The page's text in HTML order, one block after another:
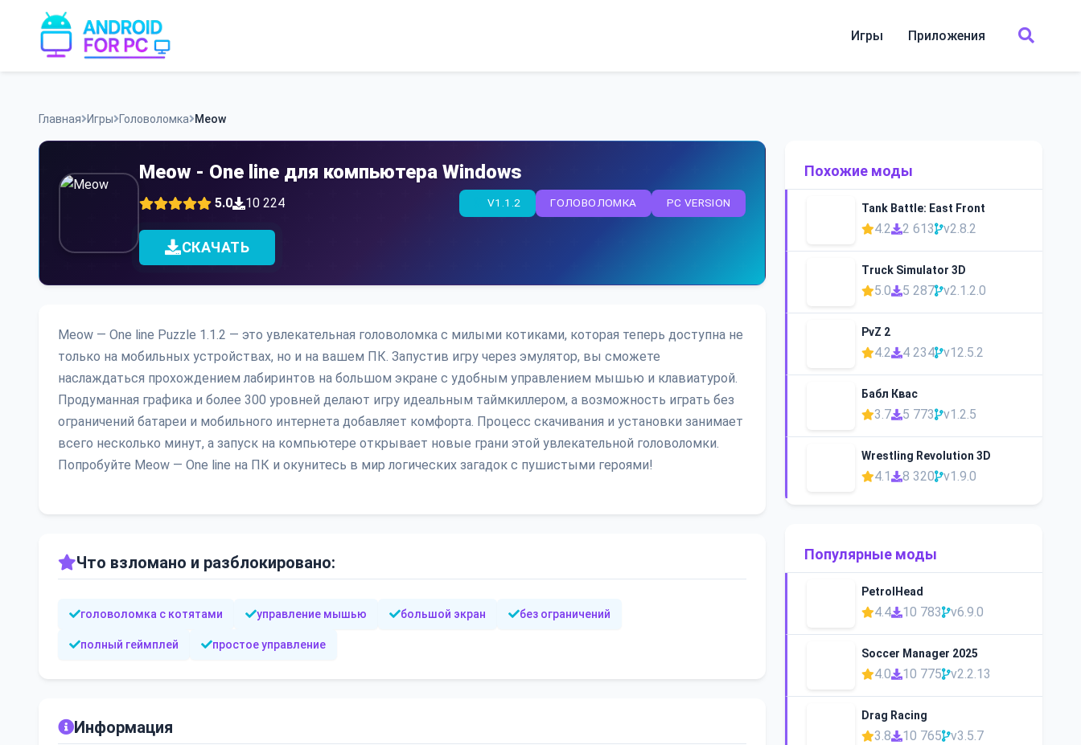
content
Игры Приложения
Главная Игры Головоломка Meow
Meow - One line для компьютера Windows
5.0 10 224 PC VERSION
ГОЛОВОЛОМКА
V1.1.2
СКАЧАТЬ
Meow — One line Puzzle 1.1.2 — это увлекательная головоломка с милыми котиками, которая теперь доступна не
только на мобильных устройствах, но и на вашем ПК. Запустив игру через эмулятор, вы сможете
наслаждаться прохождением лабиринтов на большом экране с удобным управлением мышью и клавиатурой.
Продуманная графика и более 300 уровней делают игру идеальным таймкиллером, а возможность играть без
ограничений батареи и мобильного интернета добавляет комфорта. Процесс скачивания и установки занимает
всего несколько минут, а запуск на компьютере открывает новые грани этой увлекательной головоломки.
Попробуйте Meow — One line на ПК и окунитесь в мир логических загадок с пушистыми героями!
Что взломано и разблокировано:
головоломка с котятами управление мышью большой экран без ограничений
полный геймплей простое управление
Информация
Похожие моды
Tank Battle: East Front
4.2 2 613 v2.8.2
Truck Simulator 3D
5.0 5 287 v2.1.2.0
PvZ 2
4.2 4 234 v12.5.2
Бабл Квас
3.7 5 773 v1.2.5
Wrestling Revolution 3D
4.1 8 320 v1.9.0
Популярные моды
PetrolHead
4.4 10 783 v6.9.0
Soccer Manager 2025
4.0 10 775 v2.2.13
Drag Racing
3.8 10 765 v3.5.7